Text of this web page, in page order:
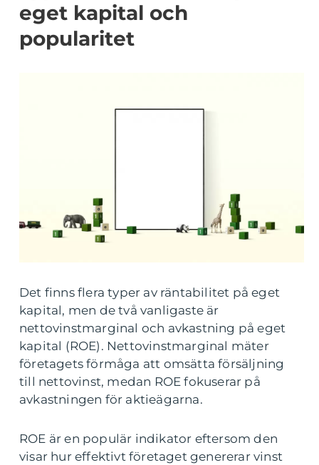
eget kapital och
popularitet
Det finns flera typer av räntabilitet på eget
kapital, men de två vanligaste är
nettovinstmarginal och avkastning på eget
kapital (ROE). Nettovinstmarginal mäter
företagets förmåga att omsätta försäljning
till nettovinst, medan ROE fokuserar på
avkastningen för aktieägarna.
ROE är en populär indikator eftersom den
visar hur effektivt företaget genererar vinst